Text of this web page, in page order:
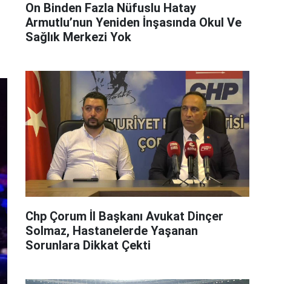
On Binden Fazla Nüfuslu Hatay
Armutlu’nun Yeniden İnşasında Okul Ve
Sağlık Merkezi Yok
Chp Çorum İl Başkanı Avukat Dinçer
Solmaz, Hastanelerde Yaşanan
Sorunlara Dikkat Çekti